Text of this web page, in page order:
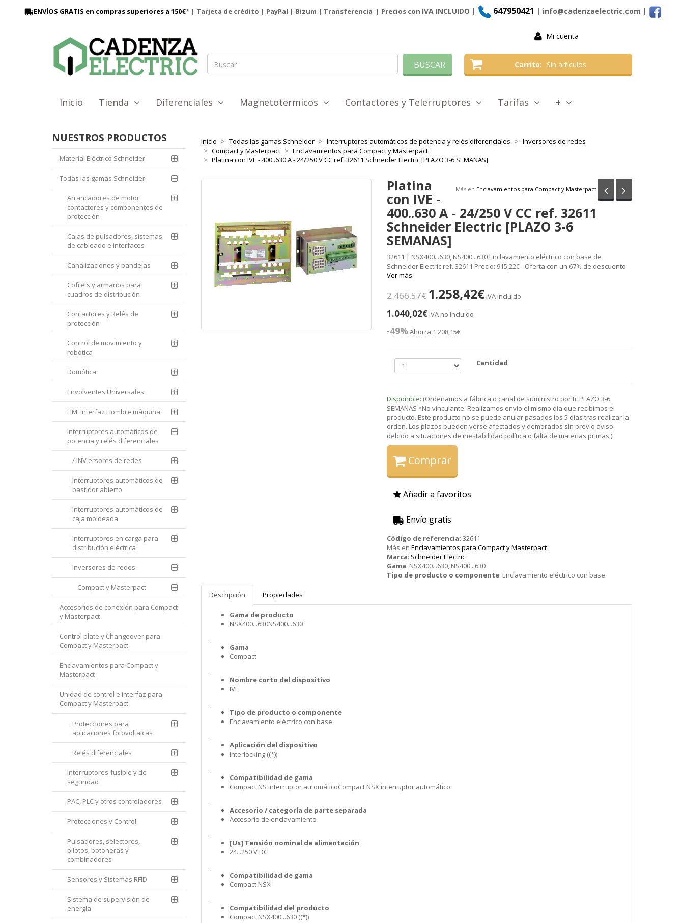
ENVÍOS GRATIS en compras superiores a 150€* | Tarjeta de crédito | PayPal | Bizum | Transferencia | Precios con IVA INCLUIDO | 647950421 | info@cadenzaelectric.com |
Mi cuenta
Carrito Sin artículos
BUSCAR
Inicio Tienda Diferenciales Magnetotermicos Contactores y Telerruptores Tarifas +
Inicio Todas las gamas Schneider Interruptores automáticos de potencia y relés diferenciales
Inversores de redes
Compact y Masterpact
Enclavamientos para Compact y Masterpact
Platina con IVE - 400..630 A - 24/250 V CC ref. 32611 Schneider Electric [PLAZO 3-6 SEMANAS]
Más en Enclavamientos para Compact y Masterpact Anterior
Platina
con IVE -
400..630 A - 24/250 V CC ref. 32611
Schneider Electric [PLAZO 3-6
SEMANAS]
32611 | NSX400...630, NS400...630 Enclavamiento eléctrico con base de
Schneider Electric ref. 32611 Precio: 915,22€ - Oferta con un 67% de descuento
Ver más
2.466,57€ 1.258,42€ IVA incluido
1.040,02€ IVA no incluido
-49%Ahorra 1.208,15€
Cantidad
Disponible: (Ordenamos a fábrica o canal de suministro por ti. PLAZO 3-6
SEMANAS *No vinculante. Realizamos envío el mismo dia que recibimos el
producto. Este producto no se puede anular pasados los 5 dias tras realizar la
orden. Los plazos pueden verse afectados y demorados sin previo aviso
debido a situaciones de inestabilidad política o falta de materias primas.)
Comprar
Añadir a favoritos
Envío gratis
Código de referencia: 32611
Más enEnclavamientos para Compact y Masterpact
Marca: Schneider Electric
Gama: NSX400...630, NS400...630
Tipo de producto o componente: Enclavamiento eléctrico con base
Descripción Propiedades
Gama de producto
NSX400...630NS400...630
.
Gama
Compact
.
Nombre corto del dispositivo
IVE
.
Tipo de producto o componente
Enclavamiento eléctrico con base
.
Aplicación del dispositivo
Interlocking ((*))
.
Compatibilidad de gama
Compact NS interruptor automáticoCompact NSX interruptor automático
.
Accesorio / categoría de parte separada
Accesorio de enclavamiento
.
[Us] Tensión nominal de alimentación
24...250 V DC
.
Compatibilidad de gama
Compact NSX
.
Compatibilidad del producto
Compact NSX400...630 ((*))
NUESTROS PRODUCTOS
Material Eléctrico Schneider
Todas las gamas Schneider
Arrancadores de motor,
contactores y componentes de
protección
Cajas de pulsadores, sistemas
de cableado e interfaces
Canalizaciones y bandejas
Cofrets y armarios para
cuadros de distribución
Contactores y Relés de
protección
Control de movimiento y
robótica
Domótica
Envolventes Universales
HMI Interfaz Hombre máquina
Interruptores automáticos de
potencia y relés diferenciales
/ INV ersores de redes
Interruptores automáticos de
bastidor abierto
Interruptores automáticos de
caja moldeada
Interruptores en carga para
distribución eléctrica
Inversores de redes
Compact y Masterpact
Accesorios de conexión para Compact
y Masterpact
Control plate y Changeover para
Compact y Masterpact
Enclavamientos para Compact y
Masterpact
Unidad de control e interfaz para
Compact y Masterpact
Protecciones para
aplicaciones fotovoltaicas
Relés diferenciales
Interruptores-fusible y de
seguridad
PAC, PLC y otros controladores
Protecciones y Control
Pulsadores, selectores,
pilotos, botoneras y
combinadores
Sensores y Sistemas RFID
Sistema de supervisión de
energía